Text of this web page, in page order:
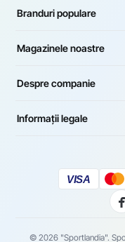
Branduri populare
Magazinele noastre
Despre companie
Informații legale
VISA
© 2026 "Sportlandia".